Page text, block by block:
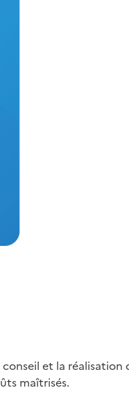
et la
maîtrisés.